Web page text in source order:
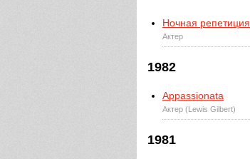
Ночная репетиция
Актер
1982
Appassionata
Актер (Lewis Gilbert)
1981